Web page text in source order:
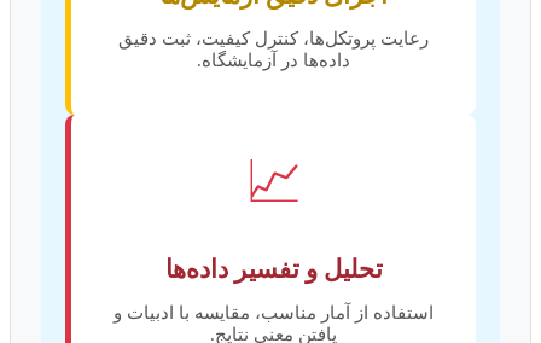
رعایت پروتکل‌ها، کنترل کیفیت، ثبت دقیق
داده‌ها در آزمایشگاه.
📈
تحلیل و تفسیر داده‌ها
استفاده از آمار مناسب، مقایسه با ادبیات و
یافتن معنی نتایج.